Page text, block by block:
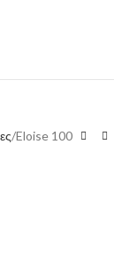
Eloise 100